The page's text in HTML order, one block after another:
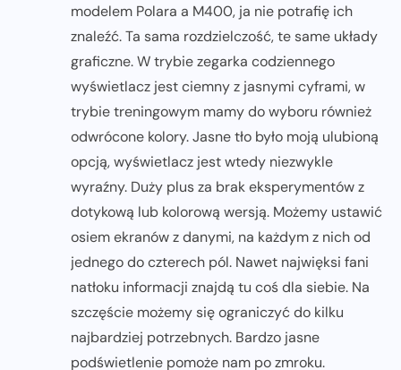
modelem Polara a M400, ja nie potrafię ich
znaleźć. Ta sama rozdzielczość, te same układy
graficzne. W trybie zegarka codziennego
wyświetlacz jest ciemny z jasnymi cyframi, w
trybie treningowym mamy do wyboru również
odwrócone kolory. Jasne tło było moją ulubioną
opcją, wyświetlacz jest wtedy niezwykle
wyraźny. Duży plus za brak eksperymentów z
dotykową lub kolorową wersją. Możemy ustawić
osiem ekranów z danymi, na każdym z nich od
jednego do czterech pól. Nawet najwięksi fani
natłoku informacji znajdą tu coś dla siebie. Na
szczęście możemy się ograniczyć do kilku
najbardziej potrzebnych. Bardzo jasne
podświetlenie pomoże nam po zmroku.